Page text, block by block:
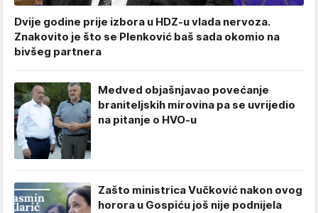
Dvije godine prije izbora u HDZ-u vlada nervoza.
Znakovito je što se Plenković baš sada okomio na
bivšeg partnera
Medved objašnjavao povećanje
braniteljskih mirovina pa se uvrijedio
na pitanje o HVO-u
Zašto ministrica Vučković nakon ovog
horora u Gospiću još nije podnijela